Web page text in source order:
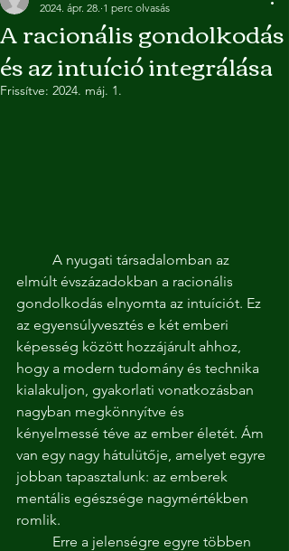
A racionális gondolkodás
és az intuíció integrálása
2024. ápr. 28. 1 perc olvasás
Frissítve: 2024. máj. 1.
elmúlt évszázadokban a racionális
gondolkodás elnyomta az intuíciót. Ez
az egyensúlyvesztés e két emberi
képesség között hozzájárult ahhoz,
hogy a modern tudomány és technika
kialakuljon, gyakorlati vonatkozásban
nagyban megkönnyítve és
kényelmessé téve az ember életét. Ám
van egy nagy hátulütője, amelyet egyre
jobban tapasztalunk: az emberek
mentális egészsége nagymértékben
romlik.